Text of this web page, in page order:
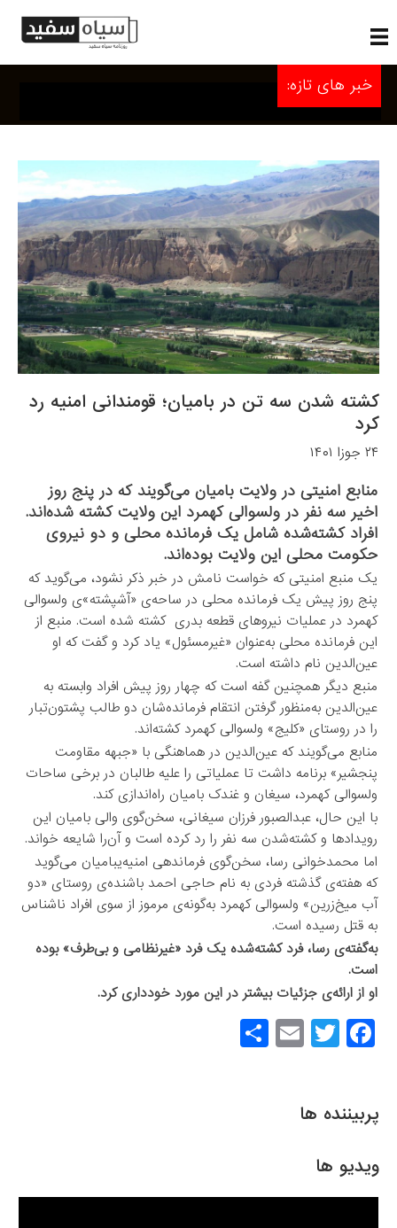
خبر های تازه:
پربیننده ها
ویدیو ها
کشته شدن سه تن در بامیان؛ قومندانی امنیه رد
کرد
۲۴ جوزا ۱۴۰۱
منابع امنیتی در ولایت بامیان می‌گویند که در پنج روز
اخیر سه نفر در ولسوالی کهمرد این ولایت کشته شده‌اند.
افراد کشته‌شده شامل یک فرمانده محلی و دو نیروی
حکومت محلی این ولایت بوده‌اند.
یک منبع امنیتی که خواست نامش در خبر ذکر نشود، می‌گوید که
پنج روز پیش یک فرمانده محلی در ساحه‌ی «آشپشته»ی ولسوالی
کهمرد در عملیات نیروهای قطعه بدری کشته شده است. منبع از
این فرمانده محلی به‌عنوان «غیرمسئول» یاد کرد و گفت که او
عین‌الدین نام داشته است.
منبع دیگر همچنین گفه است که چهار روز پیش افراد وابسته به
عین‌الدین به‌منظور گرفتن انتقام فرمانده‌شان دو طالب پشتون‌تبار
را در روستای «کلیج» ولسوالی کهمرد کشته‌اند.
منابع می‌گویند که عین‌الدین در هماهنگی با «جبهه مقاومت
پنجشیر» برنامه داشت تا عملیاتی را علیه طالبان در برخی ساحات
ولسوالی کهمرد، سیغان و غندک بامیان راه‌اندازی کند.
با این حال، عبدالصبور فرزان سیغانی، سخن‌گوی والی بامیان این
رویدادها و کشته‌شدن سه نفر را رد کرده است و آن‌را شایعه خواند.
اما محمدخوانی رسا، سخن‌گوی فرماندهی امنیه‌یبامیان می‌گوید
که هفته‌ی گذشته فردی به نام حاجی احمد باشنده‌ی روستای «دو
آب میخ‌زرین» ولسوالی کهمرد به‌گونه‌ی مرموز از سوی افراد ناشناس
به قتل رسیده است.
به‌گفته‌ی رسا، فرد کشته‌شده یک فرد «غیرنظامی و بی‌طرف» بوده
است.
او از ارائه‌ی جزئیات بیشتر در این مورد خودداری کرد.
F
a
e
o
o
T
wi
er
E
m